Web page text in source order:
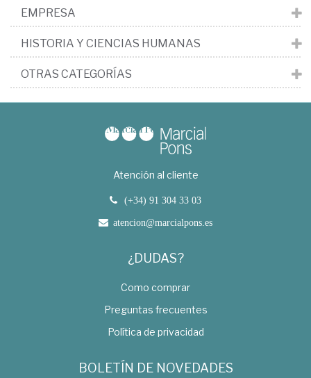
EMPRESA
HISTORIA Y CIENCIAS HUMANAS
OTRAS CATEGORÍAS
Atención al cliente
(+34) 91 304 33 03
atencion@marcialpons.es
¿DUDAS?
Como comprar
Preguntas frecuentes
Política de privacidad
BOLETÍN DE NOVEDADES